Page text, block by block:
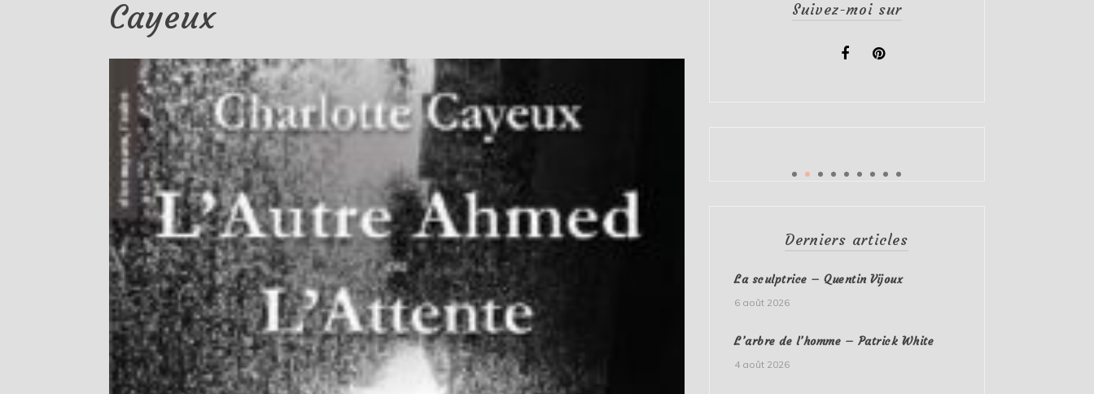
Cayeux Suivez-moi sur
Derniers articles
La sculptrice – Quentin Vijoux
6 août 2026
L’arbre de l’homme – Patrick White
4 août 2026